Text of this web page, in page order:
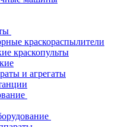
краскораспылители
краскопульты
и агрегаты